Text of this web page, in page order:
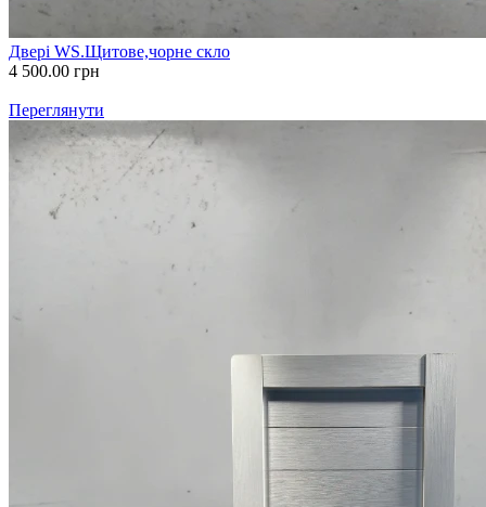
Двері WS.Щитове,чорне скло
4 500.00 грн
Переглянути